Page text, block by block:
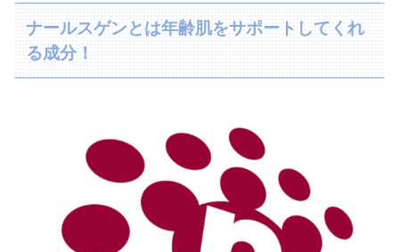
ナールスゲンとは年齢肌をサポートしてくれ
る成分！